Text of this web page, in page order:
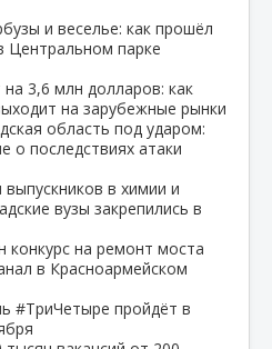
и веселье: как прошёл
Центральном парке
на 3,6 млн долларов: как
на зарубежные рынки
область под ударом:
о последствиях атаки
в химии и
вузы закрепились в
конкурс на ремонт моста
в Красноармейском
#ТриЧетыре пройдёт в